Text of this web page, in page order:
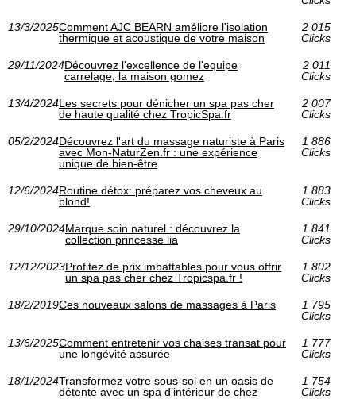
13/3/2025Comment AJC BEARN améliore l'isolation
thermique et acoustique de votre maison
2 015
Clicks
29/11/2024Découvrez l'excellence de l'equipe
carrelage, la maison gomez
2 011
Clicks
13/4/2024Les secrets pour dénicher un spa pas cher
de haute qualité chez TropicSpa.fr
2 007
Clicks
05/2/2024Découvrez l'art du massage naturiste à Paris
avec Mon-NaturZen.fr : une expérience
unique de bien-être
1 886
Clicks
12/6/2024Routine détox: préparez vos cheveux au
blond!
1 883
Clicks
29/10/2024Marque soin naturel : découvrez la
collection princesse lia
1 841
Clicks
12/12/2023Profitez de prix imbattables pour vous offrir
un spa pas cher chez Tropicspa.fr !
1 802
Clicks
18/2/2019Ces nouveaux salons de massages à Paris
1 795
Clicks
13/6/2025Comment entretenir vos chaises transat pour
une longévité assurée
1 777
Clicks
18/1/2024Transformez votre sous-sol en un oasis de
détente avec un spa d'intérieur de chez
1 754
Clicks